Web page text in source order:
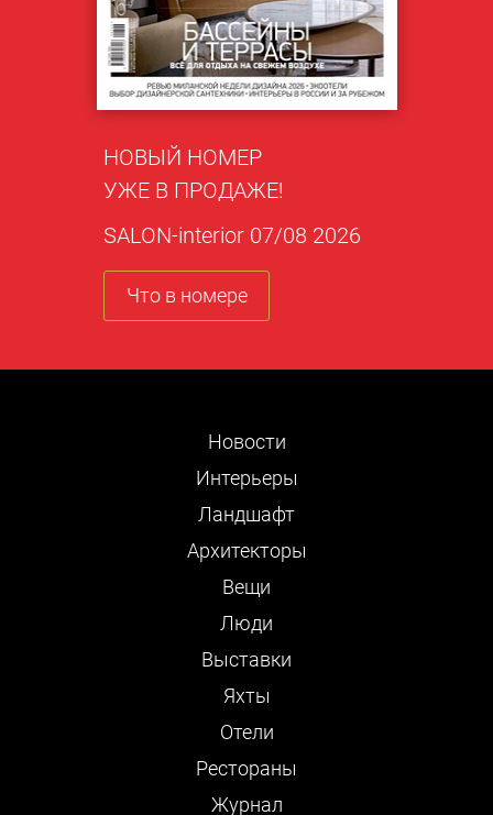
НОВЫЙ НОМЕР
УЖЕ В ПРОДАЖЕ!
SALON-interior 07/08 2026
Что в номере
Новости
Интерьеры
Ландшафт
Архитекторы
Вещи
Люди
Выставки
Яхты
Отели
Рестораны
Журнал